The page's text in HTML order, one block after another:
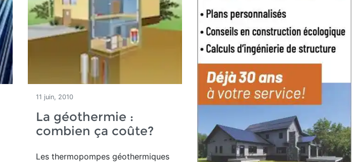
11 juin, 2010
La géothermie :
combien ça coûte?
Les thermopompes géothermiques